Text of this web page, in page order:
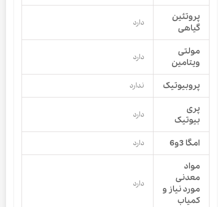
پروتئین
گیاهی
دارد
مولتی
ویتامین
دارد
پروبیوتیک ندارد
پری
بیوتیک
دارد
امگا 3و6 دارد
مواد
معدنی
مورد نیاز و
کمیاب
دارد